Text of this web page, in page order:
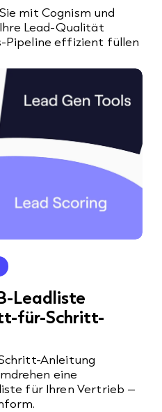
mit Cognism und
Lead-Qualität
Pipeline effizient füllen
Leadliste
für-Schritt-
Anleitung
eine
für Ihren Vertrieb –